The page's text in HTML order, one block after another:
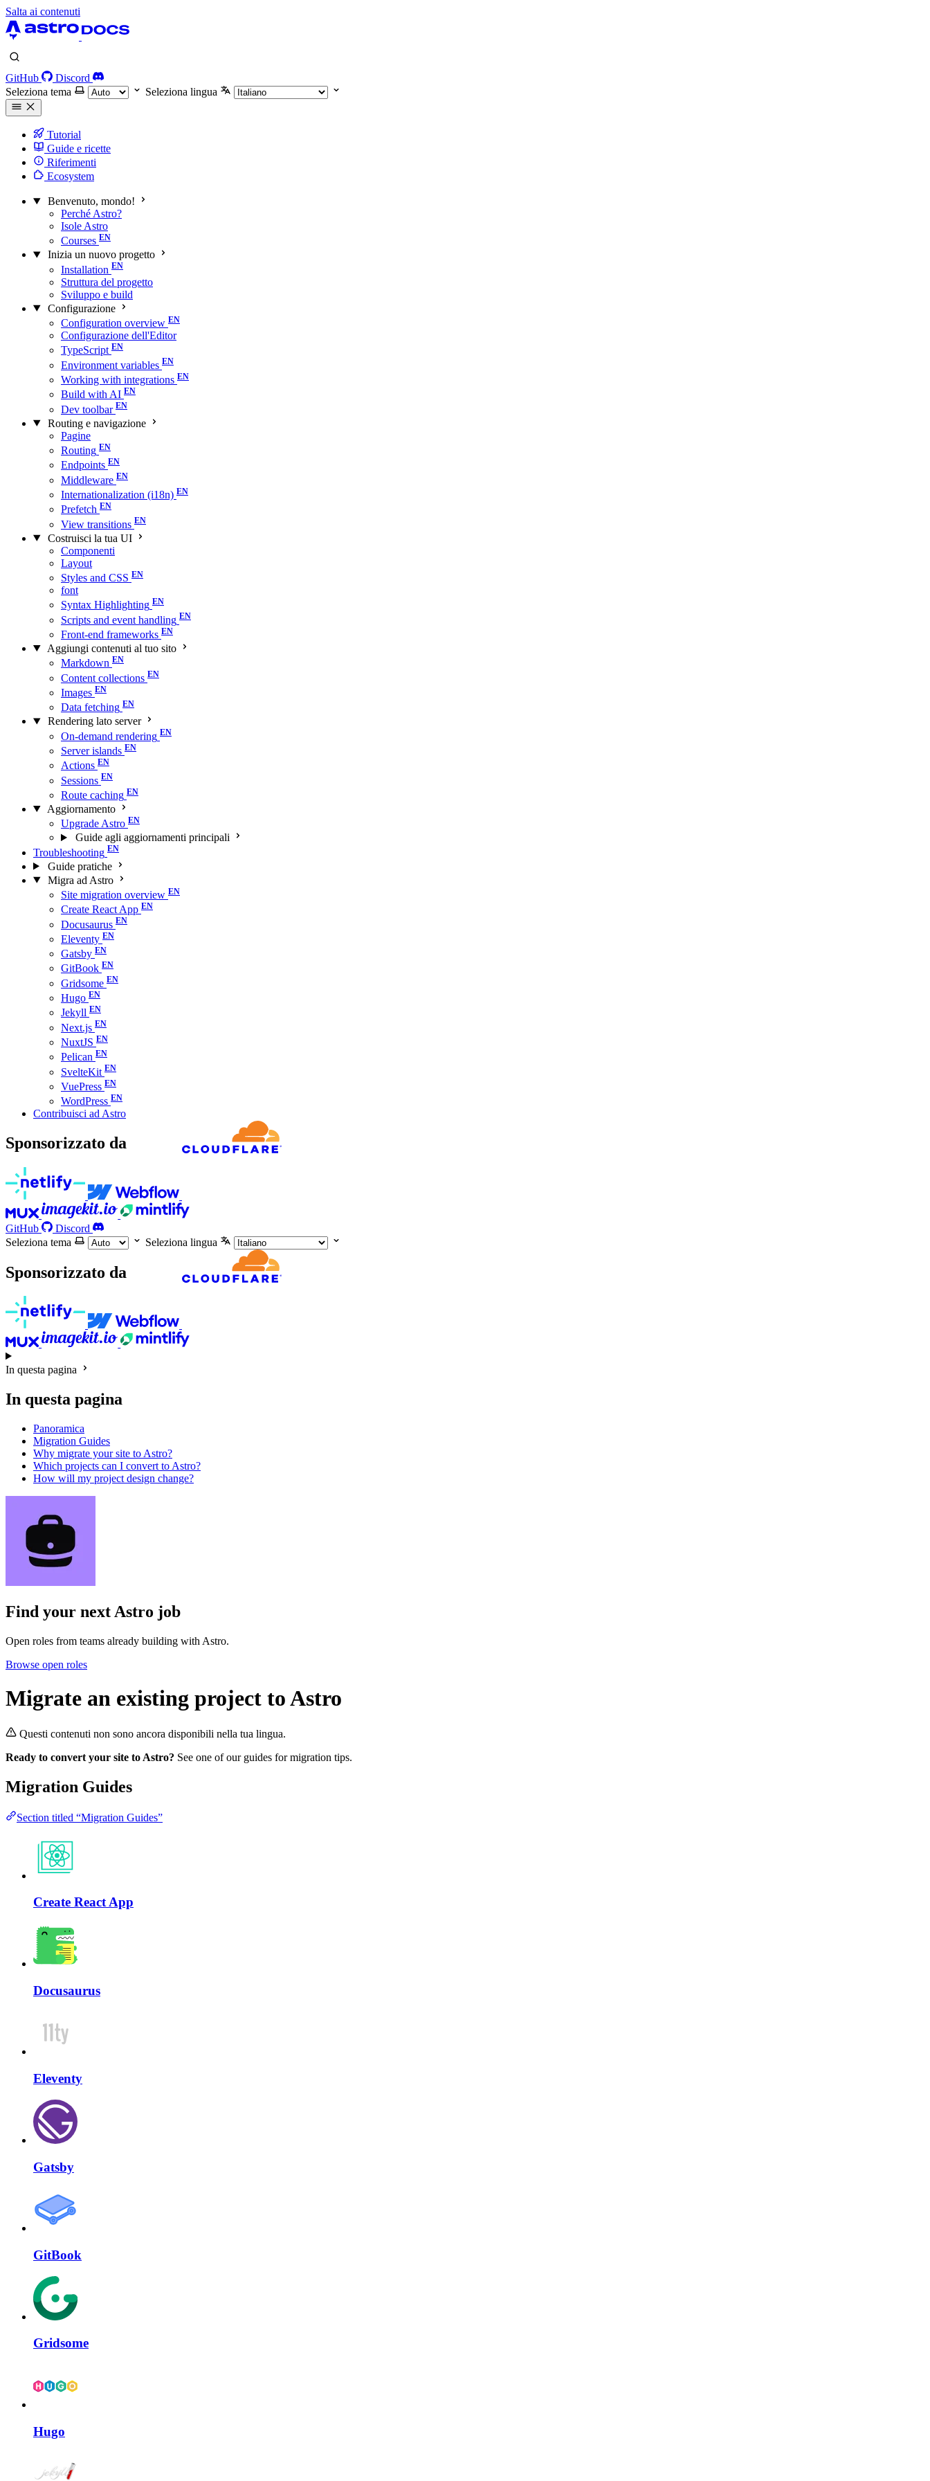
Salta ai contenuti
GitHub
Discord
Seleziona tema
Seleziona lingua
Tutorial
Guide e ricette
Riferimenti
Ecosystem
Benvenuto, mondo!
Perché Astro?
Isole Astro
Courses
Inizia un nuovo progetto
Installation
Struttura del progetto
Sviluppo e build
Configurazione
Configuration overview
Configurazione dell'Editor
TypeScript
Environment variables
Working with integrations
Build with AI
Dev toolbar
Routing e navigazione
Pagine
Routing
Endpoints
Middleware
Internationalization (i18n)
Prefetch
View transitions
Costruisci la tua UI
Componenti
Layout
Styles and CSS
font
Syntax Highlighting
Scripts and event handling
Front-end frameworks
Aggiungi contenuti al tuo sito
Markdown
Content collections
Images
Data fetching
Rendering lato server
On-demand rendering
Server islands
Actions
Sessions
Route caching
Aggiornamento
Upgrade Astro
Guide agli aggiornamenti principali
Troubleshooting
Guide pratiche
Migra ad Astro
Site migration overview
Create React App
Docusaurus
Eleventy
Gatsby
GitBook
Gridsome
Hugo
Jekyll
Next.js
NuxtJS
Pelican
SvelteKit
VuePress
WordPress
Contribuisci ad Astro
Sponsorizzato da
GitHub
Discord
Seleziona tema
Seleziona lingua
Sponsorizzato da
In questa pagina
In questa pagina
Panoramica
Migration Guides
Why migrate your site to Astro?
Which projects can I convert to Astro?
How will my project design change?
Find your next Astro job
Open roles from teams already building with Astro.
Browse open roles
Migrate an existing project to Astro
Questi contenuti non sono ancora disponibili nella tua lingua.
Ready to convert your site to Astro? See one of our guides for migration tips.
Migration Guides
Section titled “Migration Guides”
Create React App
Docusaurus
Eleventy
Gatsby
GitBook
Gridsome
Hugo